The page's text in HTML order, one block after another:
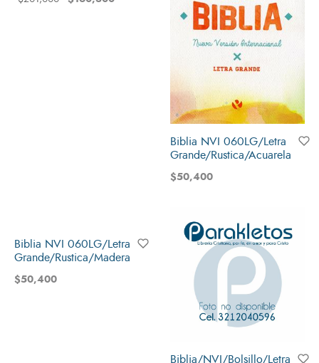
Biblia NVI 060LG/Letra
Grande/Rustica/Acuarela
$50,400
Biblia NVI 060LG/Letra
Grande/Rustica/Madera
$50,400
Biblia/NVI/Bolsillo/Letra